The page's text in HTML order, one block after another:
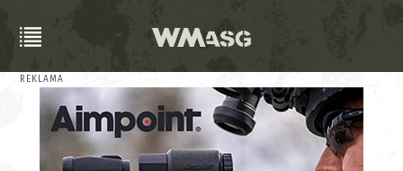
REKLAMA